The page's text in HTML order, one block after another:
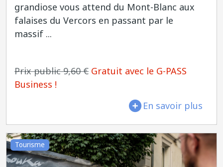
grandiose vous attend du Mont-Blanc aux
falaises du Vercors en passant par le
massif ...
Prix public 9,60 € Gratuit avec le G-PASS
Business !
En savoir plus
Tourisme